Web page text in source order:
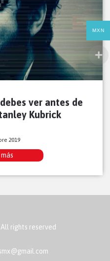
ver antes de
Kubrick
2019
rights reserved
MXN